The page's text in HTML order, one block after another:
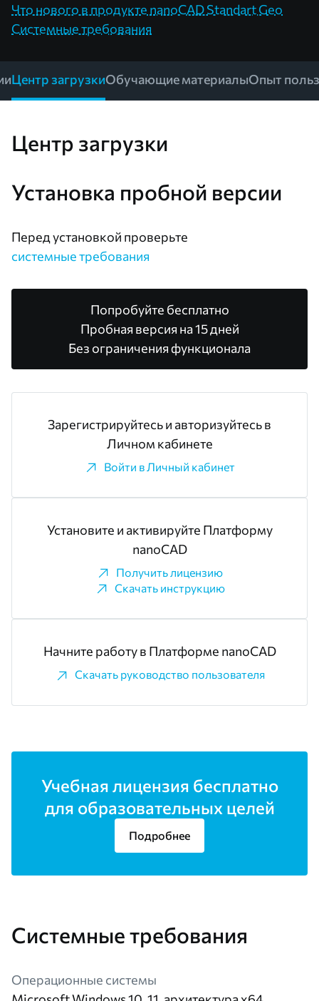
Что нового в продукте nanoCAD Standart Geo
Системные требования
Центр загрузкиОбучающие материалыОпыт
Центр загрузки
Установка пробной версии
Перед установкой проверьте
системные требования
Попробуйте бесплатно
Пробная версия на 15 дней
Без ограничения функционала
Зарегистрируйтесь и авторизуйтесь в
Личном кабинете
Войти в Личный кабинет
Установите и активируйте Платформу
nanoCAD
Получить лицензию
Скачать инструкцию
Начните работу в Платформе nanoCAD
Скачать руководство пользователя
Учебная лицензия бесплатно
для образовательных целей
Подробнее
Системные требования
Операционные системы